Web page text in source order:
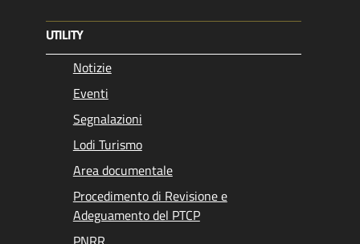
UTILITY
Notizie
Eventi
Segnalazioni
Lodi Turismo
Area documentale
Procedimento di Revisione e
Adeguamento del PTCP